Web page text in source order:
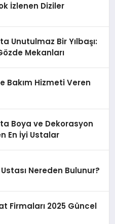
İzlenen Diziler
Unutulmaz Bir Yılbaşı:
Mekanları
Bakım Hizmeti Veren
Boya ve Dekorasyon
En İyi Ustalar
Nereden Bulunur?
Firmaları 2025 Güncel